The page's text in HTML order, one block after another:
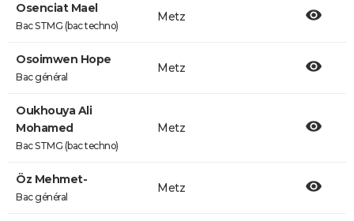
Osenciat Mael
Bac STMG (bac techno)
Metz
Osoimwen Hope
Bac général
Metz
Oukhouya Ali
Mohamed
Bac STMG (bac techno)
Metz
Öz Mehmet-
Bac général
Metz